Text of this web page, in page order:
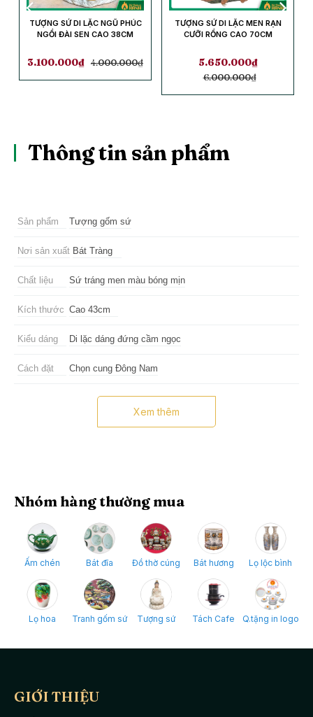
TƯỢNG SỨ DI LẶC NGŨ PHÚC
NGỒI ĐÀI SEN CAO 38CM
3.100.000₫ 4.000.000₫
TƯỢNG SỨ DI LẶC MEN RẠN
CƯỠI RỒNG CAO 70CM
5.650.000₫
6.000.000₫
Thông tin sản phẩm
Sản phẩm Tượng gốm sứ
Nơi sản xuất Bát Tràng
Chất liệu Sứ tráng men màu bóng mịn
Kích thước Cao 43cm
Kiểu dáng Di lặc dáng đứng cầm ngọc
Cách đặt Chọn cung Đông Nam
Đặt gần nhà tắm, phòng vệ sinh
Xem thêm
Nhóm hàng thường mua
Ấm chén Bát đĩa Đồ thờ cúng Bát hương Lọ lộc bình
Lọ hoa Tranh gốm sứ Tượng sứ Tách Cafe Q.tặng in logo
GIỚI THIỆU